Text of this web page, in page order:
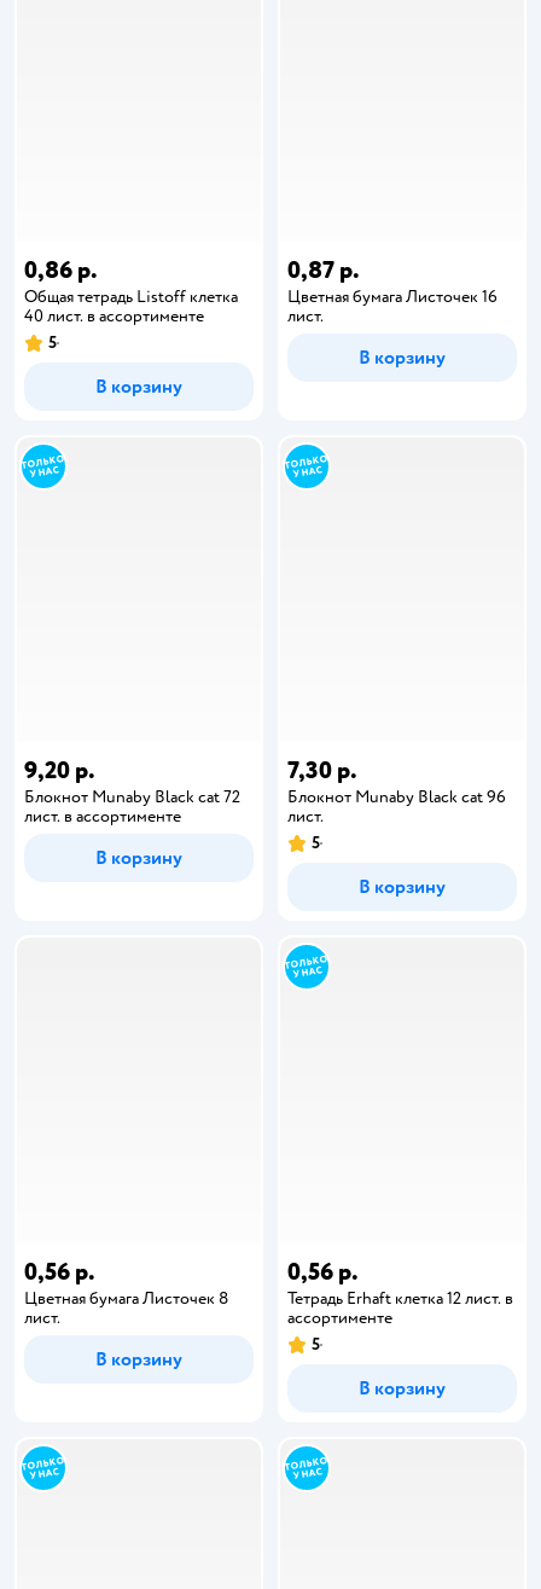
0,86 р.
Общая тетрадь Listoff клетка
40 лист. в ассортименте
5
В корзину
0,87 р.
Цветная бумага Листочек 16
лист.
В корзину
9,20 р.
Блокнот Munaby Black cat 72
лист. в ассортименте
В корзину
7,30 р.
Блокнот Munaby Black cat 96
лист.
5
В корзину
0,56 р.
Цветная бумага Листочек 8
лист.
В корзину
0,56 р.
Тетрадь Erhaft клетка 12 лист. в
ассортименте
5
В корзину